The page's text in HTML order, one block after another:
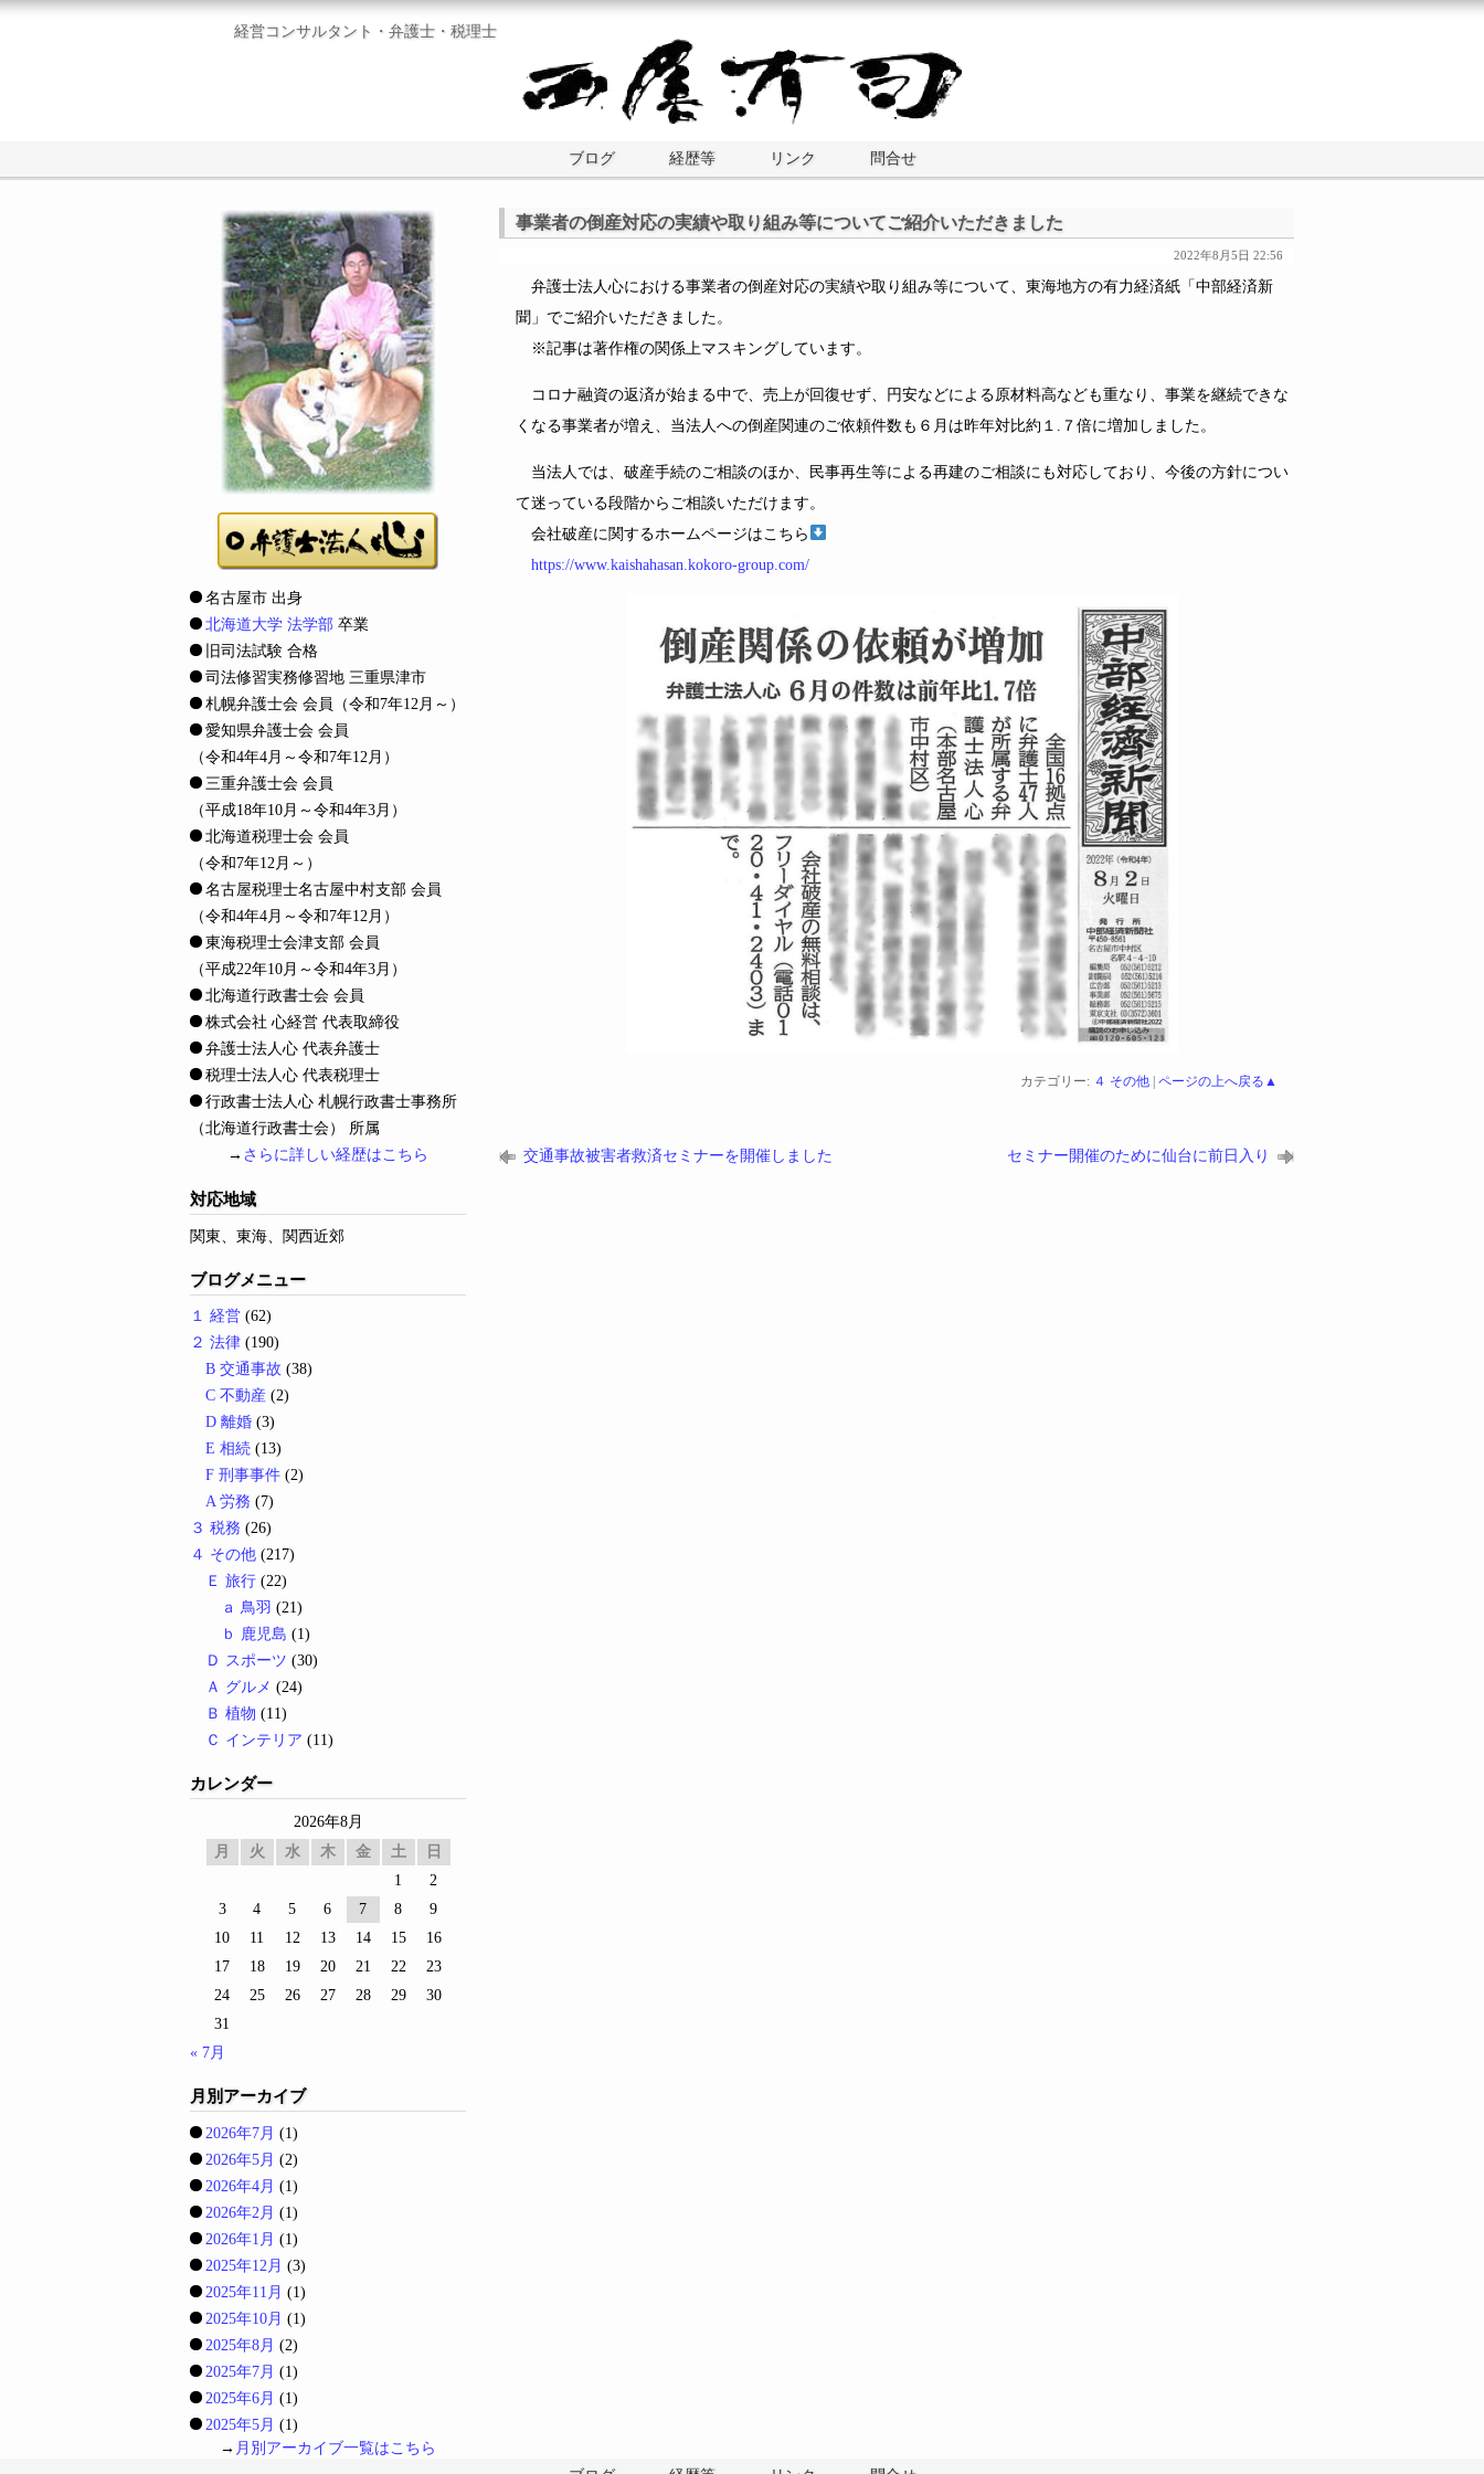
経営コンサルタント・弁護士・税理士
ブログ 経歴等 リンク 問合せ
事業者の倒産対応の実績や取り組み等についてご紹介いただきました
2022年8月5日 22:56
弁護士法人心における事業者の倒産対応の実績や取り組み等について、東海地方の有力経済紙「中部経済新
聞」でご紹介いただきました。
※記事は著作権の関係上マスキングしています。
コロナ融資の返済が始まる中で、売上が回復せず、円安などによる原材料高なども重なり、事業を継続できな
くなる事業者が増え、当法人への倒産関連のご依頼件数も６月は昨年対比約１.７倍に増加しました。
当法人では、破産手続のご相談のほか、民事再生等による再建のご相談にも対応しており、今後の方針につい
て迷っている段階からご相談いただけます。
会社破産に関するホームページはこちら
https://www.kaishahasan.kokoro-group.com/
カテゴリー: ４ その他 ページの上へ戻る▲
交通事故被害者救済セミナーを開催しました セミナー開催のために仙台に前日入り
名古屋市 出身
北海道大学 法学部 卒業
旧司法試験 合格
司法修習実務修習地 三重県津市
札幌弁護士会 会員
（令和7年12月～）
愛知県弁護士会 会員
（令和4年4月～令和7年12月）
三重弁護士会 会員
（平成18年10月～令和4年3月）
北海道税理士会 会員
（令和7年12月～）
名古屋税理士名古屋中村支部 会員
（令和4年4月～令和7年12月）
東海税理士会津支部 会員
（平成22年10月～令和4年3月）
北海道行政書士会 会員
株式会社 心経営 代表取締役
弁護士法人心 代表弁護士
税理士法人心 代表税理士
行政書士法人心 札幌行政書士事務所
（北海道行政書士会） 所属
→ さらに詳しい経歴はこちら
対応地域
関東、東海、関西近郊
ブログメニュー
１ 経営 (62)
２ 法律 (190)
B 交通事故 (38)
C 不動産 (2)
D 離婚 (3)
E 相続 (13)
F 刑事事件 (2)
A 労務 (7)
３ 税務 (26)
４ その他 (217)
Ｅ 旅行 (22)
ａ 鳥羽 (21)
ｂ 鹿児島 (1)
Ｄ スポーツ (30)
Ａ グルメ (24)
Ｂ 植物 (11)
Ｃ インテリア (11)
カレンダー
2026年8月
月
火 水 木 金 土
日
1
2
3
4 5 6 7 8
9
10
11 12 13 14 15
16
17
18 19 20 21 22
23
24
25 26 27 28 29
30
31
« 7月
月別アーカイブ
2026年7月 (1)
2026年5月 (2)
2026年4月 (1)
2026年2月 (1)
2026年1月 (1)
2025年12月 (3)
2025年11月 (1)
2025年10月 (1)
2025年8月 (2)
2025年7月 (1)
2025年6月 (1)
2025年5月 (1)
→ 月別アーカイブ一覧はこちら